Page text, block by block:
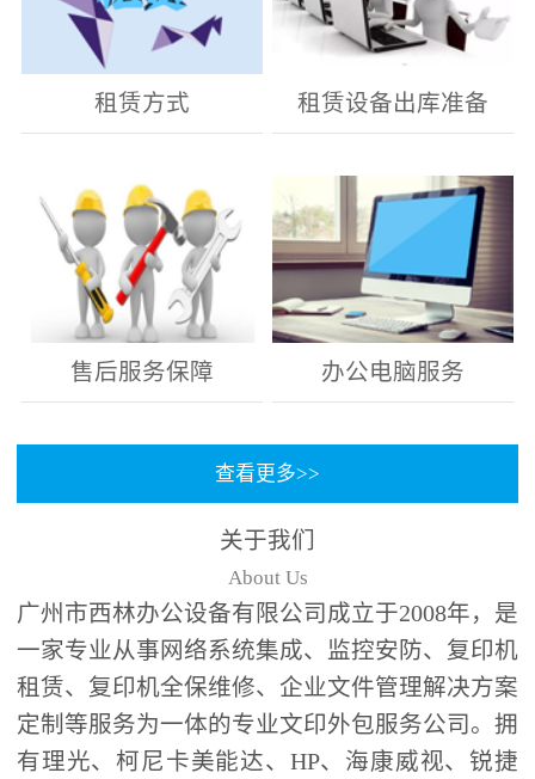
租赁方式 租赁设备出库准备
售后服务保障 办公电脑服务
查看更多>>
关于我们
About Us
广州市西林办公设备有限公司成立于2008年，是
一家专业从事网络系统集成、监控安防、复印机
租赁、复印机全保维修、企业文件管理解决方案
定制等服务为一体的专业文印外包服务公司。拥
有理光、柯尼卡美能达、HP、海康威视、锐捷